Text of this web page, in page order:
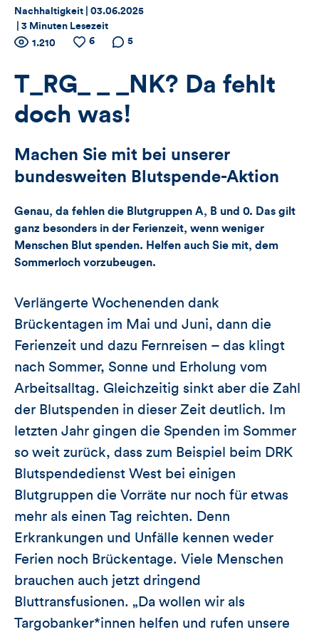
Thema:
Nachhaltigkeit | Datum:
03.06.2025
3 Minuten Lesezeit
Zähler
für
Views,
und
dieses
Artikels
Anzahl
1.210
Anzahl
6
Anzahl der
5
T_RG_ _ _NK? Da fehlt
doch was!
Machen Sie mit bei unserer
bundesweiten Blutspende-Aktion
Genau, da fehlen die Blutgruppen A, B und 0. Das gilt
ganz besonders in der Ferienzeit, wenn weniger
Menschen Blut spenden. Helfen auch Sie mit, dem
Sommerloch vorzubeugen.
Verlängerte Wochenenden dank
Brückentagen im Mai und Juni, dann die
Ferienzeit und dazu Fernreisen – das klingt
nach Sommer, Sonne und Erholung vom
Arbeitsalltag. Gleichzeitig sinkt aber die Zahl
der Blutspenden in dieser Zeit deutlich. Im
letzten Jahr gingen die Spenden im Sommer
so weit zurück, dass zum Beispiel beim DRK
Blutspendedienst West bei einigen
Blutgruppen die Vorräte nur noch für etwas
mehr als einen Tag reichten. Denn
Erkrankungen und Unfälle kennen weder
Ferien noch Brückentage. Viele Menschen
brauchen auch jetzt dringend
Bluttransfusionen. „Da wollen wir als
Targobanker*innen helfen und rufen unsere